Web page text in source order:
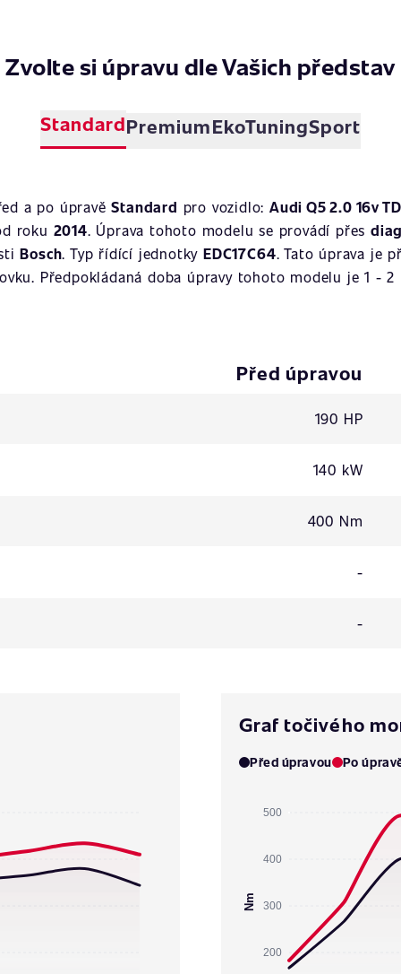
Zvolte si úpravu dle Vašich představ
StandardPremiumEkoTuningSport
a po úpravěStandard pro vozidlo:Audi Q5 2.0 16v
roku 2014. Úprava tohoto modelu se provádí přes
Bosch. Typ řídící jednotkyEDC17C64. Tato úprava je
Předpokládaná doba úpravy tohoto modelu je 1 - 2
Před úpravou
190 HP
140 kW
400 Nm
-
-
Graf točivého
Před úpravou Po
500
400
300
200
Nm